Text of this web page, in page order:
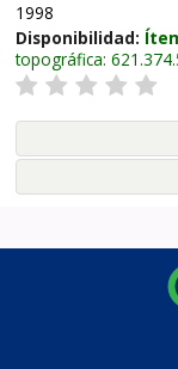
1998
Disponibilidad:
topográfica: